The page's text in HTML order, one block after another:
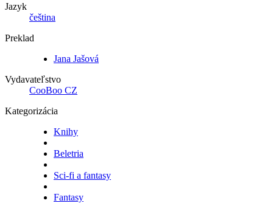
Jazyk
čeština
Preklad
Jana Jašová
Vydavateľstvo
CooBoo CZ
Kategorizácia
Knihy
Beletria
Sci-fi a fantasy
Fantasy